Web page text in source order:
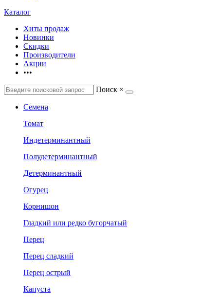
Каталог
Хиты продаж
Новинки
Скидки
Производители
Акции
•••
Поиск ×
Семена
Томат
Индетерминантный
Полудетерминантный
Детерминантный
Огурец
Корнишон
Гладкий или редко бугорчатый
Перец
Перец сладкий
Перец острый
Капуста